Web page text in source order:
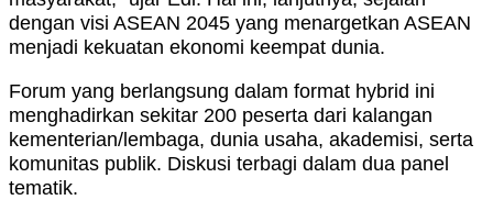
dengan visi ASEAN 2045 yang menargetkan ASEAN
menjadi kekuatan ekonomi keempat dunia.
Forum yang berlangsung dalam format hybrid ini
menghadirkan sekitar 200 peserta dari kalangan
kementerian/lembaga, dunia usaha, akademisi, serta
komunitas publik. Diskusi terbagi dalam dua panel
tematik.